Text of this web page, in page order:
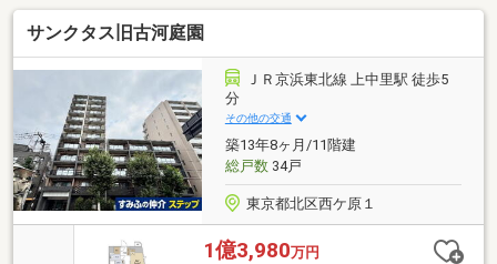
ーゼット付きで室内もスッキリ快適◆2部屋に面した
広々としたバルコニーはお洗濯物やお布団干しにも便
利です！◆クロス・フローリング張り替え済み！気持
ちの良い空間となりました！◆システムキッチン、洗
面台、ユニットバス、トイレを新規交換！気持ちよく
お使いいただけます！◆2022年12月に大規模修繕工事
実施済み！◆「コモディイイダ」まで徒歩約2分！毎
日のお買い物に便利な立地も魅力！
サンクタス旧古河庭園
ＪＲ京浜東北線 上中里駅 徒歩5
分
その他の交通
築13年8ヶ月/11階建
総戸数34戸
東京都北区西ケ原１
1億3,980万円